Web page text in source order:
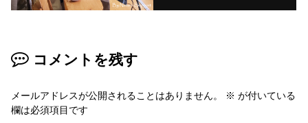
コメントを残す
メールアドレスが公開されることはありません。 ※ が付いている
欄は必須項目です